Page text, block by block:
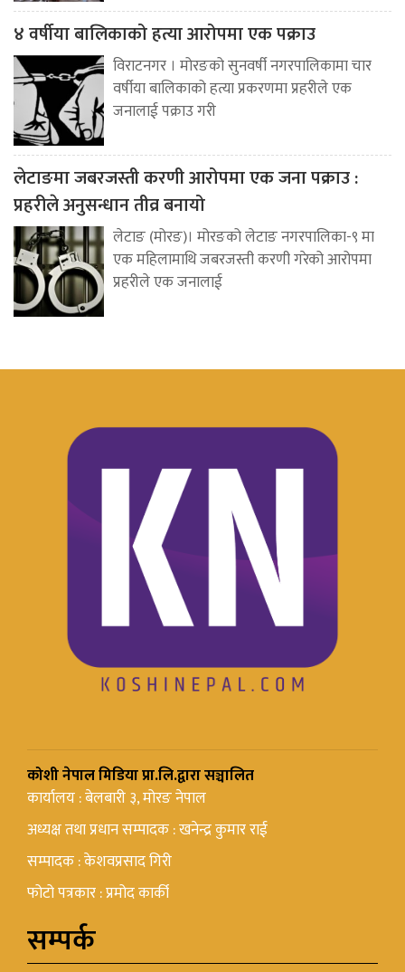
४ वर्षीया बालिकाको हत्या आरोपमा एक पक्राउ
विराटनगर । मोरङको सुनवर्षी नगरपालिकामा चार
वर्षीया बालिकाको हत्या प्रकरणमा प्रहरीले एक
जनालाई पक्राउ गरी
लेटाङमा जबरजस्ती करणी आरोपमा एक जना पक्राउ :
प्रहरीले अनुसन्धान तीव्र बनायो
लेटाङ (मोरङ)। मोरङको लेटाङ नगरपालिका-९ मा
एक महिलामाथि जबरजस्ती करणी गरेको आरोपमा
प्रहरीले एक जनालाई
कोशी नेपाल मिडिया प्रा.लि.द्वारा सञ्चालित
कार्यालय : बेलबारी ३, मोरङ नेपाल
अध्यक्ष तथा प्रधान सम्पादक : खनेन्द्र कुमार राई
सम्पादक : केशवप्रसाद गिरी
फोटो पत्रकार : प्रमोद कार्की
सम्पर्क